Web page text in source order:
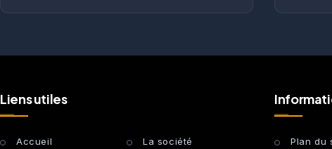
Liens utiles
Accueil La société Plan du